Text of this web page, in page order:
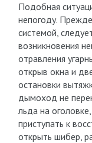
Подобная
непогоду.
системой,
возникновения
отравления
открыв окна и
остановки
дымоход не
льда на
приступать к
открыть шибер,